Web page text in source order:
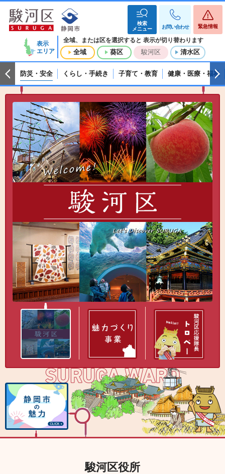
表示
エリア
全域、または区を選択すると 表示が切り替わります
全域
葵区 駿河区 清水区
検索
メニュー
お問い合わせ 緊急情報
防災・安全 くらし・手続き 子育て・教育 健康・医療・福祉
駿河区役所